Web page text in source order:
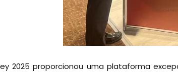
2025 proporcionou uma plataforma